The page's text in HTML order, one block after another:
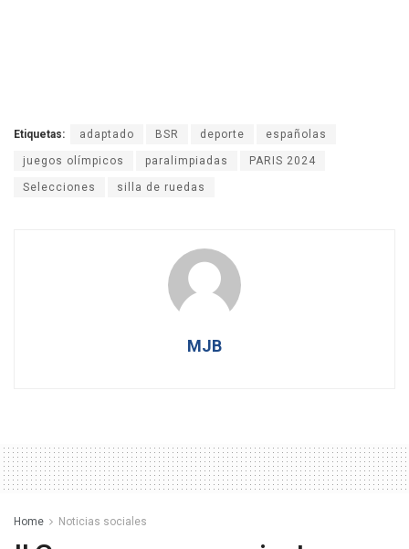
Etiquetas: adaptado BSR deporte españolas
juegos olímpicos paralimpiadas PARIS 2024
Selecciones silla de ruedas
MJB
Home Noticias sociales